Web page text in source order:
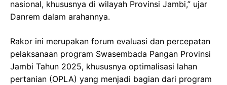
nasional, khususnya di wilayah Provinsi Jambi,” ujar
Danrem dalam arahannya.
Rakor ini merupakan forum evaluasi dan percepatan
pelaksanaan program Swasembada Pangan Provinsi
Jambi Tahun 2025, khususnya optimalisasi lahan
pertanian (OPLA) yang menjadi bagian dari program